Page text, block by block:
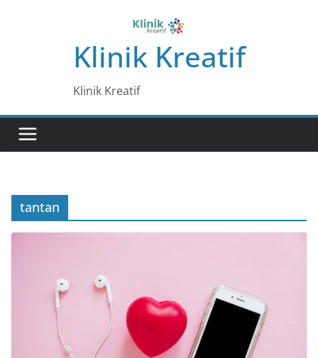
Klinik Kreatif
Klinik Kreatif
tantan